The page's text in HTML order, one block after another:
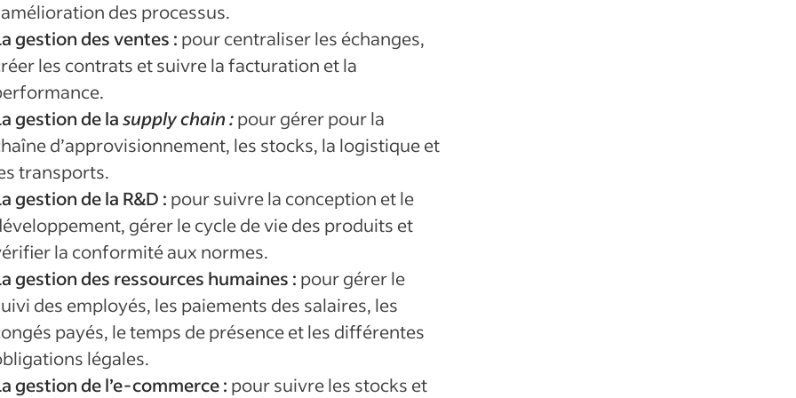
des processus.
gestion des ventes : pour centraliser les échanges,
les contrats et suivre la facturation et la
gestion de lasupply chain :pour gérer pour la
d’approvisionnement, les stocks, la logistique et
transports.
gestion de la R&D : pour suivre la conception et le
gérer le cycle de vie des produits et
la conformité aux normes.
gestion des ressources humaines : pour gérer le
des employés, les paiements des salaires, les
payés, le temps de présence et les différentes
légales.
gestion de l’e-commerce : pour suivre les stocks et